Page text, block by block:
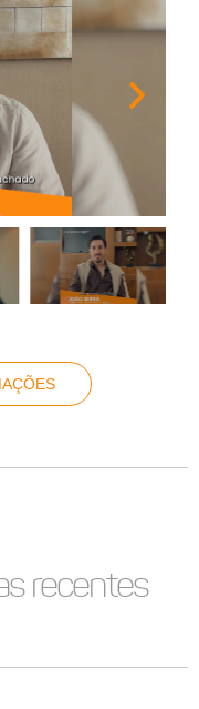
recentes